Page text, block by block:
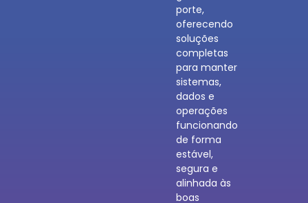
porte,
oferecendo
soluções
completas
para manter
sistemas,
dados e
operações
funcionando
de forma
estável,
segura e
alinhada às
boas